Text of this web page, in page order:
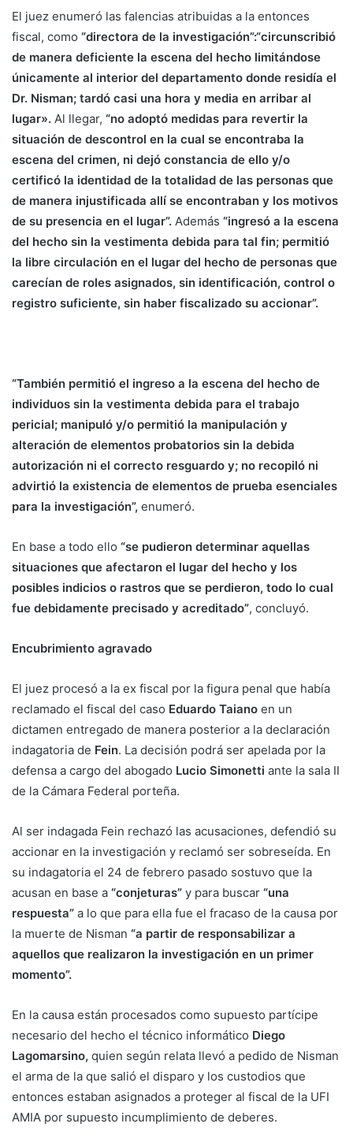
El juez enumeró las falencias atribuidas a la entonces
fiscal, como “directora de la investigación”:“circunscribió
de manera deficiente la escena del hecho limitándose
únicamente al interior del departamento donde residía el
Dr. Nisman; tardó casi una hora y media en arribar al
lugar». Al llegar, “no adoptó medidas para revertir la
situación de descontrol en la cual se encontraba la
escena del crimen, ni dejó constancia de ello y/o
certificó la identidad de la totalidad de las personas que
de manera injustificada allí se encontraban y los motivos
de su presencia en el lugar”. Además “ingresó a la escena
del hecho sin la vestimenta debida para tal fin; permitió
la libre circulación en el lugar del hecho de personas que
carecían de roles asignados, sin identificación, control o
registro suficiente, sin haber fiscalizado su accionar”.
“También permitió el ingreso a la escena del hecho de
individuos sin la vestimenta debida para el trabajo
pericial; manipuló y/o permitió la manipulación y
alteración de elementos probatorios sin la debida
autorización ni el correcto resguardo y; no recopiló ni
advirtió la existencia de elementos de prueba esenciales
para la investigación”, enumeró.
En base a todo ello “se pudieron determinar aquellas
situaciones que afectaron el lugar del hecho y los
posibles indicios o rastros que se perdieron, todo lo cual
fue debidamente precisado y acreditado”, concluyó.
Encubrimiento agravado
El juez procesó a la ex fiscal por la figura penal que había
reclamado el fiscal del caso Eduardo Taiano en un
dictamen entregado de manera posterior a la declaración
indagatoria de Fein. La decisión podrá ser apelada por la
defensa a cargo del abogado Lucio Simonetti ante la sala II
de la Cámara Federal porteña.
Al ser indagada Fein rechazó las acusaciones, defendió su
accionar en la investigación y reclamó ser sobreseída. En
su indagatoria el 24 de febrero pasado sostuvo que la
acusan en base a “conjeturas” y para buscar “una
respuesta” a lo que para ella fue el fracaso de la causa por
la muerte de Nisman “a partir de responsabilizar a
aquellos que realizaron la investigación en un primer
momento”.
En la causa están procesados como supuesto partícipe
necesario del hecho el técnico informático Diego
Lagomarsino, quien según relata llevó a pedido de Nisman
el arma de la que salió el disparo y los custodios que
entonces estaban asignados a proteger al fiscal de la UFI
AMIA por supuesto incumplimiento de deberes.